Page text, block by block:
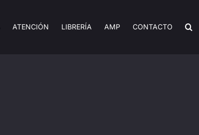
ATENCIÓN LIBRERÍA AMP CONTACTO